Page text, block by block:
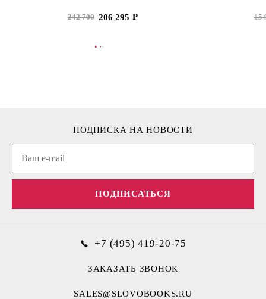
242 700 206 295
В КОРЗИНУ
15
ПОДПИСКА НА НОВОСТИ
ПОДПИСАТЬСЯ
+7 (495) 419-20-75
ЗАКАЗАТЬ ЗВОНОК
SALES@SLOVOBOOKS.RU